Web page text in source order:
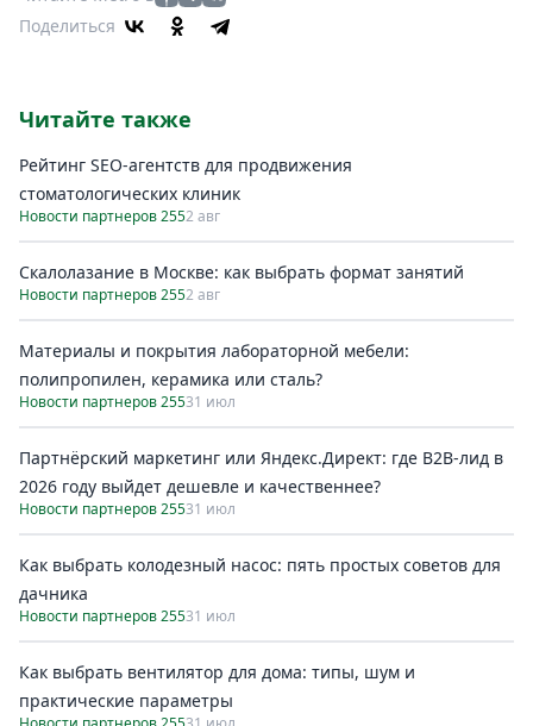
Поделиться
Читайте также
Рейтинг SEO-агентств для продвижения
стоматологических клиник
Новости партнеров 2552 авг
Скалолазание в Москве: как выбрать формат занятий
Новости партнеров 2552 авг
Материалы и покрытия лабораторной мебели:
полипропилен, керамика или сталь?
Новости партнеров 25531 июл
Партнёрский маркетинг или Яндекс.Директ: где B2B-лид в
2026 году выйдет дешевле и качественнее?
Новости партнеров 25531 июл
Как выбрать колодезный насос: пять простых советов для
дачника
Новости партнеров 25531 июл
Как выбрать вентилятор для дома: типы, шум и
практические параметры